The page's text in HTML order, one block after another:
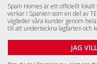
Spain Homes är ett officiellt
verkar i Spanien som en del av
vägleder våra kunder genom
till att underteckna lagfarten och
JAG